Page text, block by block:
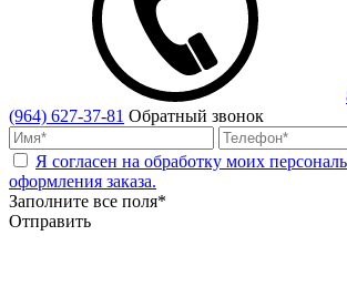
(964) 627-37-81 Обратный звонок
Я согласен на обработку моих
оформления заказа.
Заполните все поля*
Отправить